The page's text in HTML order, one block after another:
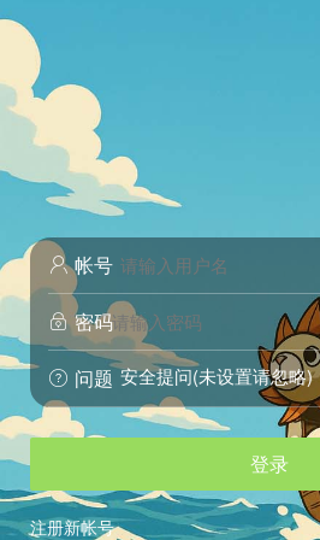
 帐号
 密码
 问题 安全提问(未设置请忽略)
登录
注册新帐号